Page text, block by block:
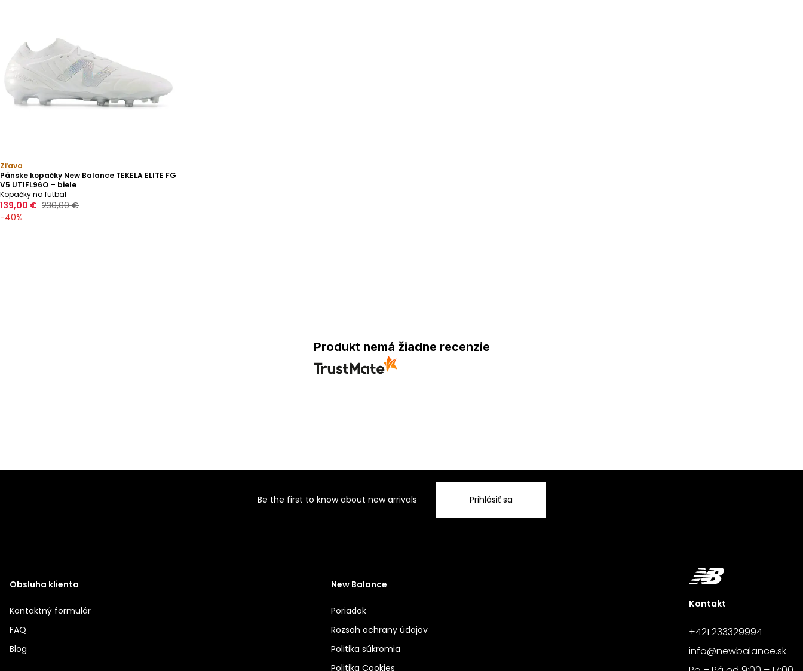
Zľava
Pánske kopačky New Balance TEKELA ELITE FG
V5 UT1FL96O – biele
Kopačky na futbal
139,00 € 230,00 €
-40%
Produkt nemá žiadne recenzie
Be the first to know about new arrivals Prihlásiť sa
Obsluha klienta
Kontaktný formulár
FAQ
Blog
New Balance
Poriadok
Rozsah ochrany údajov
Politika súkromia
Politika Cookies
Kontakt
+421 233329994
info@newbalance.sk